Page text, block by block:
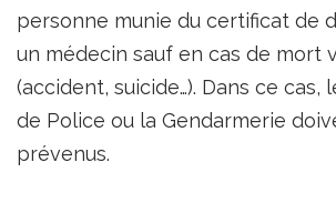
personne munie du certificat de
un médecin sauf en cas de mort
(accident, suicide…). Dans ce cas,
de Police ou la Gendarmerie
prévenus.